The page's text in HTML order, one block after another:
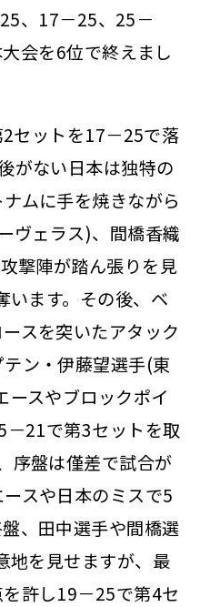
、17－25、25－
会を6位で終えまし
セットを17－25で落
がない日本は独特の
ムに手を焼きながら
ヴェラス)、間橋香織
撃陣が踏ん張りを見
います。その後、ベ
スを突いたアタック
ン・伊藤望選手(東
ースやブロックポイ
－21で第3セットを取
序盤は僅差で試合が
スや日本のミスで5
、田中選手や間橋選
地を見せますが、最
許し19－25で第4セ